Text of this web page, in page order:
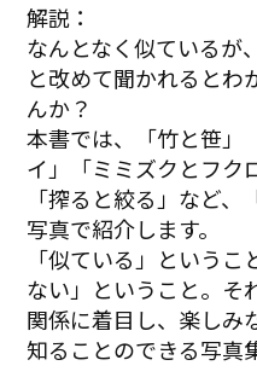
解説：
なんとなく似ているが
と改めて聞かれるとわ
んか？
本書では、「竹と笹」
イ」「ミミズクとフク
「搾ると絞る」など
写真で紹介します。
「似ている」という
ない」ということ。そ
関係に着目し、楽しみ
知ることのできる写真